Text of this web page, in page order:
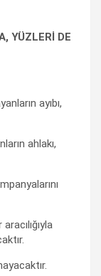
YÜZLERİ DE
ayıbı,
ahlakı,